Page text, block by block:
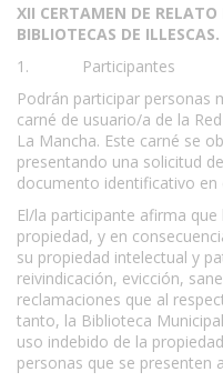
XII CERTAMEN DE RELATO
BIBLIOTECAS DE
1. Participantes
Podrán participar personas
carné de usuario/a de la
La Mancha. Este carné se
presentando una solicitud
documento identificativo en
El/la participante afirma
propiedad, y en
su propiedad intelectual y
reivindicación, evicción,
reclamaciones que al
tanto, la Biblioteca
uso indebido de la
personas que se presenten